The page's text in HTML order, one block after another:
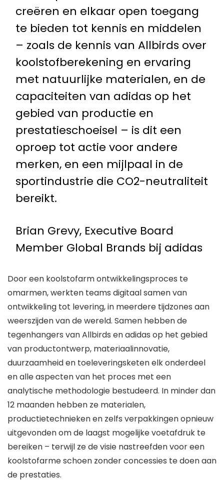
creëren en elkaar open toegang
te bieden tot kennis en middelen
– zoals de kennis van Allbirds over
koolstofberekening en ervaring
met natuurlijke materialen, en de
capaciteiten van adidas op het
gebied van productie en
prestatieschoeisel – is dit een
oproep tot actie voor andere
merken, en een mijlpaal in de
sportindustrie die CO2-neutraliteit
bereikt.
Brian Grevy, Executive Board
Member Global Brands bij adidas
Door een koolstofarm ontwikkelingsproces te
omarmen, werkten teams digitaal samen van
ontwikkeling tot levering, in meerdere tijdzones aan
weerszijden van de wereld. Samen hebben de
tegenhangers van Allbirds en adidas op het gebied
van productontwerp, materiaalinnovatie,
duurzaamheid en toeleveringsketen elk onderdeel
en alle aspecten van het proces met een
analytische methodologie bestudeerd. In minder dan
12 maanden hebben ze materialen,
productietechnieken en zelfs verpakkingen opnieuw
uitgevonden om de laagst mogelijke voetafdruk te
bereiken – terwijl ze de visie nastreefden voor een
koolstofarme schoen zonder concessies te doen aan
de prestaties.